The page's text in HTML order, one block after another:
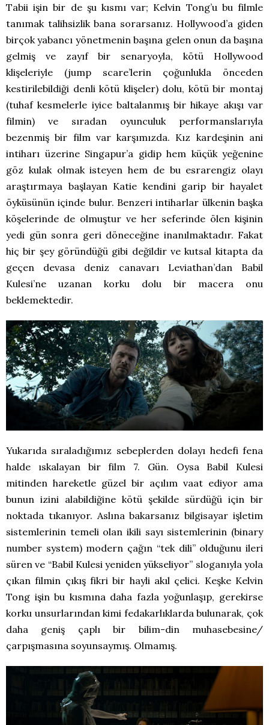
Tabii işin bir de şu kısmı var; Kelvin Tong’u bu filmle
tanımak talihsizlik bana sorarsanız. Hollywood’a giden
birçok yabancı yönetmenin başına gelen onun da başına
gelmiş ve zayıf bir senaryoyla, kötü Hollywood
klişeleriyle (jump scare’lerin çoğunlukla önceden
kestirilebildiği denli kötü klişeler) dolu, kötü bir montaj
(tuhaf kesmelerle iyice baltalanmış bir hikaye akışı var
filmin) ve sıradan oyunculuk performanslarıyla
bezenmiş bir film var karşımızda. Kız kardeşinin ani
intiharı üzerine Singapur’a gidip hem küçük yeğenine
göz kulak olmak isteyen hem de bu esrarengiz olayı
araştırmaya başlayan Katie kendini garip bir hayalet
öyküsünün içinde bulur. Benzeri intiharlar ülkenin başka
köşelerinde de olmuştur ve her seferinde ölen kişinin
yedi gün sonra geri döneceğine inanılmaktadır. Fakat
hiç bir şey göründüğü gibi değildir ve kutsal kitapta da
geçen devasa deniz canavarı Leviathan’dan Babil
Kulesi’ne uzanan korku dolu bir macera onu
beklemektedir.
Yukarıda sıraladığımız sebeplerden dolayı hedefi fena
halde ıskalayan bir film 7. Gün. Oysa Babil Kulesi
mitinden hareketle güzel bir açılım vaat ediyor ama
bunun izini alabildiğine kötü şekilde sürdüğü için bir
noktada tıkanıyor. Aslına bakarsanız bilgisayar işletim
sistemlerinin temeli olan ikili sayı sistemlerinin (binary
number system) modern çağın “tek dili” olduğunu ileri
süren ve “Babil Kulesi yeniden yükseliyor” sloganıyla yola
çıkan filmin çıkış fikri bir hayli akıl çelici. Keşke Kelvin
Tong işin bu kısmına daha fazla yoğunlaşıp, gerekirse
korku unsurlarından kimi fedakarlıklarda bulunarak, çok
daha geniş çaplı bir bilim-din muhasebesine/
çarpışmasına soyunsaymış. Olmamış.